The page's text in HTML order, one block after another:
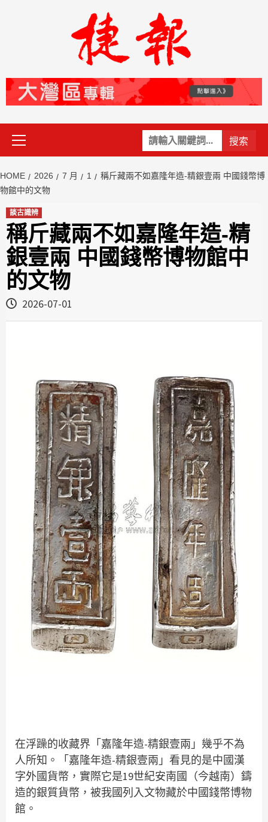
關
鍵
Primary
Menu
HOME 2026 7 月 1
稱斤藏兩不如嘉隆年造-精銀壹兩 中國錢幣博
物館中的文物
談古識辨
稱斤藏兩不如嘉隆年造-精
銀壹兩 中國錢幣博物館中
的文物
2026-07-01
在浮躁的收藏界「嘉隆年造-精銀壹兩」幾乎不為
人所知。「嘉隆年造-精銀壹兩」看見的是中國漢
字外國貨幣，實際它是19世紀安南國（今越南）鑄
造的銀質貨幣，被我國列入文物藏於中國錢幣博物
館。